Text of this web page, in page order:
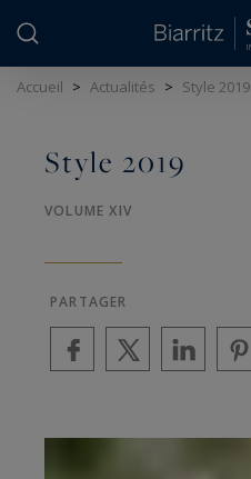
Accueil > Actualités > Style 2019
Style 2019
VOLUME XIV
PARTAGER